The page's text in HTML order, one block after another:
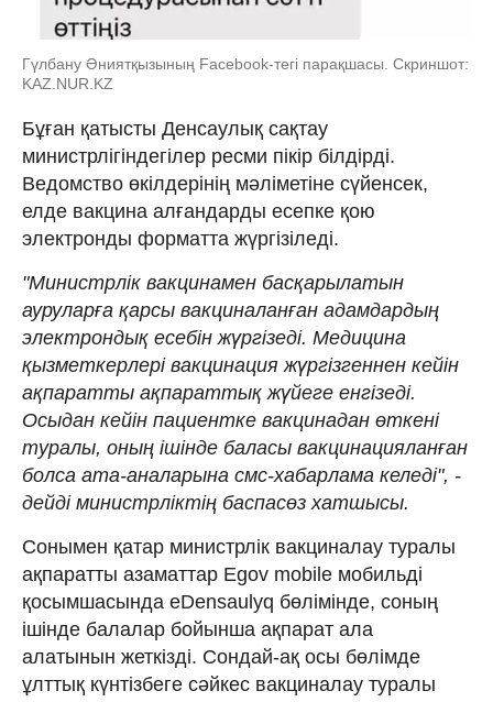
Гүлбану Әниятқызының Facebook-тегі парақшасы. Скриншот:
KAZ.NUR.KZ
Бұған қатысты Денсаулық сақтау
министрлігіндегілер ресми пікір білдірді.
Ведомство өкілдерінің мәліметіне сүйенсек,
елде вакцина алғандарды есепке қою
электронды форматта жүргізіледі.
"Министрлік вакцинамен басқарылатын
ауруларға қарсы вакциналанған адамдардың
электрондық есебін жүргізеді. Медицина
қызметкерлері вакцинация жүргізгеннен кейін
ақпаратты ақпараттық жүйеге енгізеді.
Осыдан кейін пациентке вакцинадан өткені
туралы, оның ішінде баласы вакцинацияланған
болса ата-аналарына смс-хабарлама келеді", -
дейді министрліктің баспасөз хатшысы.
Сонымен қатар министрлік вакциналау туралы
ақпаратты азаматтар Egov mobile мобильді
қосымшасында eDensaulyq бөлімінде, соның
ішінде балалар бойынша ақпарат ала
алатынын жеткізді. Сондай-ақ осы бөлімде
ұлттық күнтізбеге сәйкес вакциналау туралы